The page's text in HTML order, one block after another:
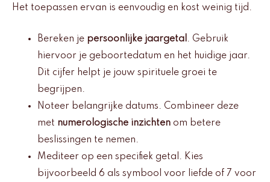
Het toepassen ervan is eenvoudig en kost weinig tijd.
Bereken je persoonlijke jaargetal . Gebruik
hiervoor je geboortedatum en het huidige jaar.
Dit cijfer helpt je jouw spirituele groei te
begrijpen.
Noteer belangrijke datums. Combineer deze
met numerologische inzichten om betere
beslissingen te nemen.
Mediteer op een specifiek getal. Kies
bijvoorbeeld 6 als symbool voor liefde of 7 voor